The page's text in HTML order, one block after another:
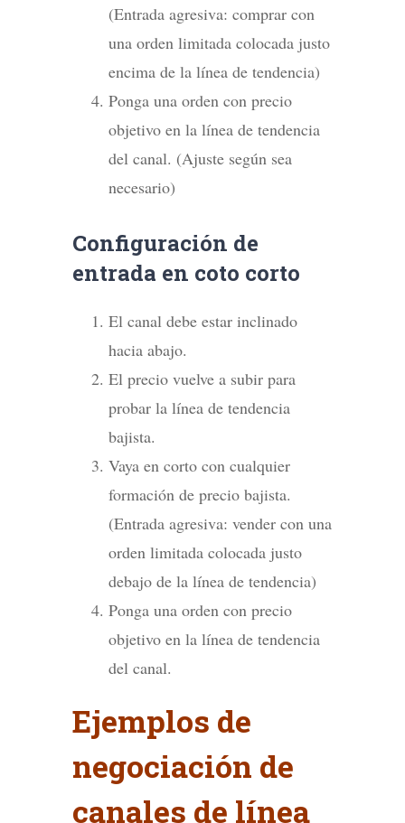
(Entrada agresiva: comprar con
una orden limitada colocada justo
encima de la línea de tendencia)
Ponga una orden con precio
objetivo en la línea de tendencia
del canal. (Ajuste según sea
necesario)
Configuración de
entrada en coto corto
El canal debe estar inclinado
hacia abajo.
El precio vuelve a subir para
probar la línea de tendencia
bajista.
Vaya en corto con cualquier
formación de precio bajista.
(Entrada agresiva: vender con una
orden limitada colocada justo
debajo de la línea de tendencia)
Ponga una orden con precio
objetivo en la línea de tendencia
del canal.
Ejemplos de
negociación de
canales de línea